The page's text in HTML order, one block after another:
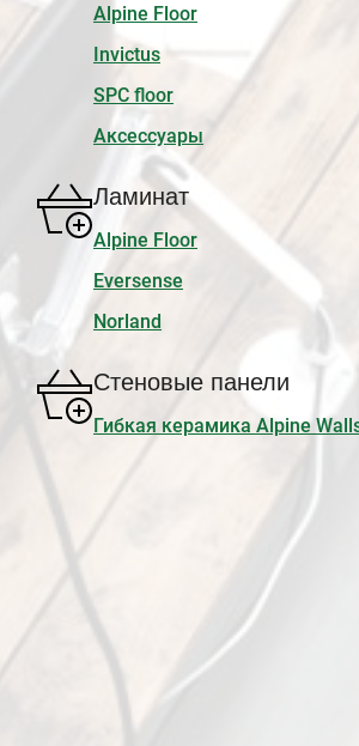
Alpine Floor
Invictus
SPC floor
Аксессуары
Ламинат
Alpine Floor
Eversense
Norland
Стеновые панели
Гибкая керамика Alpine